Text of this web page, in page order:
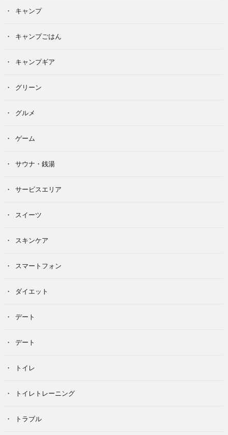
キャンプ
キャンプごはん
キャンプギア
グリーン
グルメ
ゲーム
サウナ・銭湯
サービスエリア
スイーツ
スキンケア
スマートフォン
ダイエット
デート
デート
トイレ
トイレトレーニング
トラブル